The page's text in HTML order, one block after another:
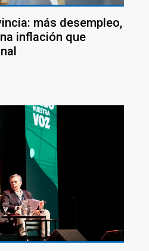
más desempleo,
inflación que